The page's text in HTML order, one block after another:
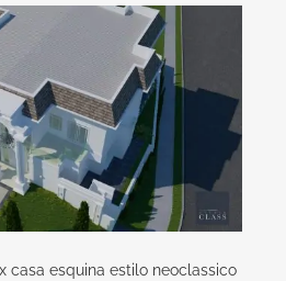
casa esquina estilo neoclassico